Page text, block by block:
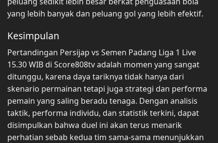
yang lebih banyak dan peluang gol yang lebih efektif.
Kesimpulan
Pertandingan Persijap vs Semen Padang Liga 1 Live
15.30 WIB di Score808tv adalah momen yang sangat
ditunggu, karena daya tariknya tidak hanya dari
skenario permainan tetapi juga strategi dan performa
pemain yang saling beradu tenaga. Dengan analisis
taktik, performa individu, dan statistik terkini, dapat
disimpulkan bahwa duel ini akan terus menarik
perhatian sebab kedua tim sama-sama menunjukkan